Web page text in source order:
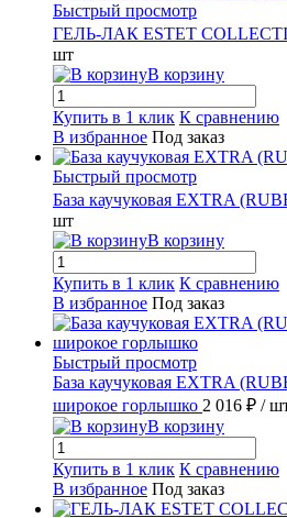
Быстрый просмотр
ГЕЛЬ-ЛАК ESTET
шт
В корзину
Купить в 1 клик К сравнению
В избранное Под заказ
Быстрый просмотр
База каучуковая EXTRA
шт
В корзину
Купить в 1 клик К сравнению
В избранное Под заказ
Быстрый просмотр
База каучуковая EXTRA
широкое горлышко 2 016 ₽ /
В корзину
Купить в 1 клик К сравнению
В избранное Под заказ